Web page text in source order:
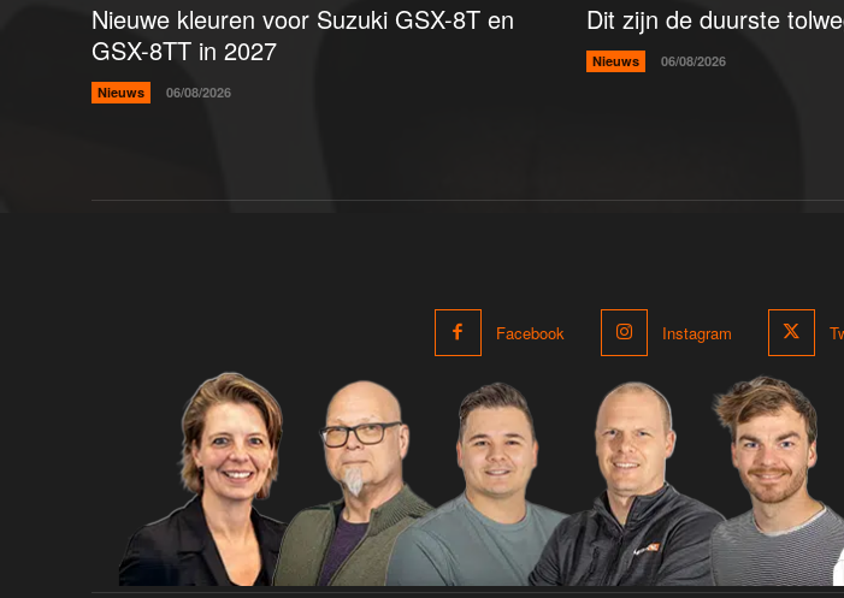
Nieuwe kleuren voor Suzuki GSX-8T en
GSX-8TT in 2027
Nieuws 06/08/2026
Dit zijn de duurste
Nieuws 06/08/2026
Facebook Instagram